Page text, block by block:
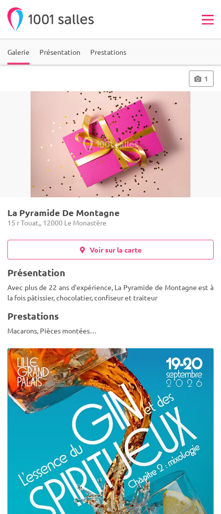
Galerie Présentation Prestations
1
La Pyramide De Montagne
15 r Touat,, 12000 Le Monastère
Voir sur la carte
Présentation
Avec plus de 22 ans d'expérience, La Pyramide de Montagne est à
la fois pâtissier, chocolatier, confiseur et traiteur
Prestations
Macarons, Pièces montées…